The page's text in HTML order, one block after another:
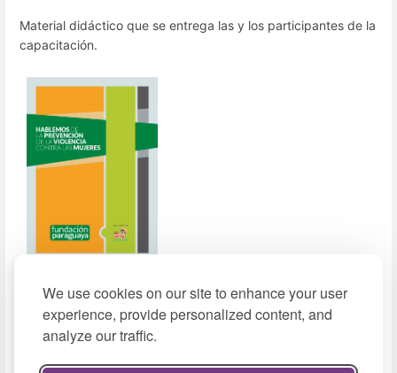
We use cookies on our site to enhance your user
experience, provide personalized content, and
analyze our traffic.
Material didáctico que se entrega las y los participantes de la
capacitación.
Descargar
(2016, pdf,
790 KB)